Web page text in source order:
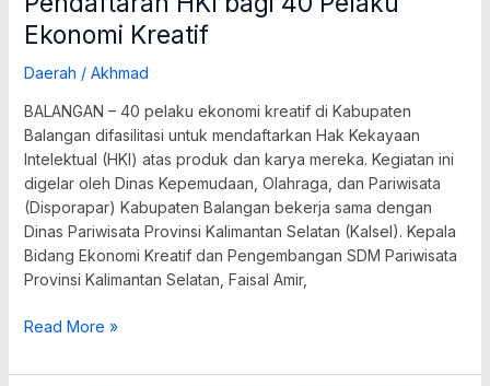
Ekonomi Kreatif
Daerah / Akhmad
BALANGAN – 40 pelaku ekonomi kreatif di Kabupaten
Balangan difasilitasi untuk mendaftarkan Hak Kekayaan
Intelektual (HKI) atas produk dan karya mereka. Kegiatan ini
digelar oleh Dinas Kepemudaan, Olahraga, dan Pariwisata
(Disporapar) Kabupaten Balangan bekerja sama dengan
Dinas Pariwisata Provinsi Kalimantan Selatan (Kalsel). Kepala
Bidang Ekonomi Kreatif dan Pengembangan SDM Pariwisata
Provinsi Kalimantan Selatan, Faisal Amir,
Read More »